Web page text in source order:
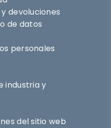
devoluciones
de datos
personales
industria y
del sitio web